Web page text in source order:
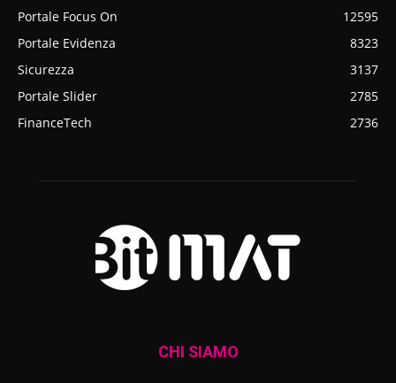
Portale Focus On
12595
Portale Evidenza
8323
Sicurezza
3137
Portale Slider
2785
FinanceTech
2736
CHI SIAMO